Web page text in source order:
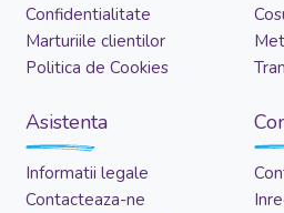
Confidentialitate
Marturiile clientilor
Politica de Cookies
Asistenta
Informatii legale
Contacteaza-ne